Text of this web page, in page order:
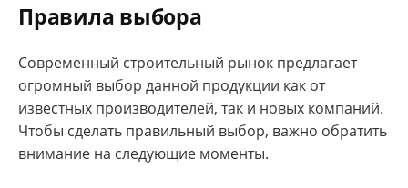
Правила выбора
Современный строительный рынок предлагает
огромный выбор данной продукции как от
известных производителей, так и новых компаний.
Чтобы сделать правильный выбор, важно обратить
внимание на следующие моменты.